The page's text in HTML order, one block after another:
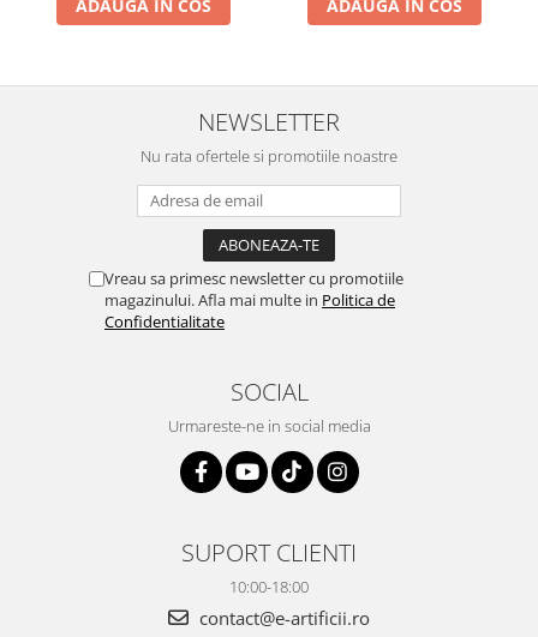
ADAUGA IN COS ADAUGA IN COS
NEWSLETTER
Nu rata ofertele si promotiile noastre
Vreau sa primesc newsletter cu promotiile
magazinului. Afla mai multe in Politica de
Confidentialitate
SOCIAL
Urmareste-ne in social media
SUPORT CLIENTI
10:00-18:00
contact@e-artificii.ro